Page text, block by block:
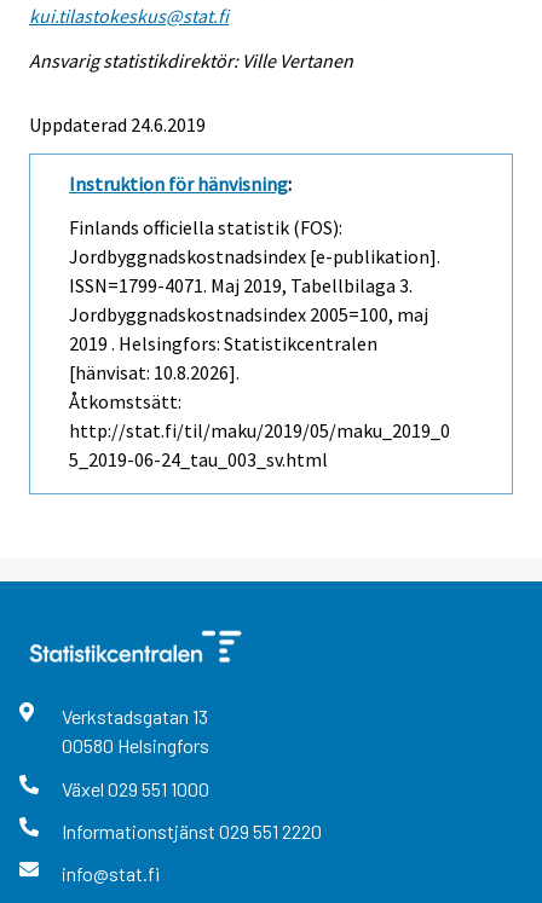
kui.tilastokeskus@stat.fi
Ansvarig statistikdirektör: Ville Vertanen
Uppdaterad 24.6.2019
Instruktion för hänvisning:
Finlands officiella statistik (FOS):
Jordbyggnadskostnadsindex [e-publikation].
ISSN=1799-4071. Maj 2019, Tabellbilaga 3.
Jordbyggnadskostnadsindex 2005=100, maj
2019 . Helsingfors: Statistikcentralen
[hänvisat: 10.8.2026].
Åtkomstsätt:
http://stat.fi/til/maku/2019/05/maku_2019_0
5_2019-06-24_tau_003_sv.html
Verkstadsgatan 13
00580 Helsingfors
Växel 029 551 1000
Informationstjänst 029 551 2220
info@stat.fi